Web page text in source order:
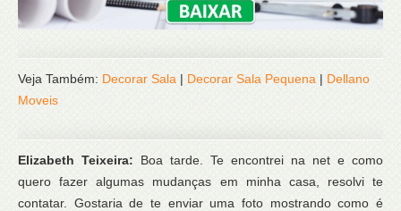
Veja Também: Decorar Sala | Decorar Sala Pequena | Dellano
Moveis
Elizabeth Teixeira: Boa tarde. Te encontrei na net e como
quero fazer algumas mudanças em minha casa, resolvi te
contatar. Gostaria de te enviar uma foto mostrando como é